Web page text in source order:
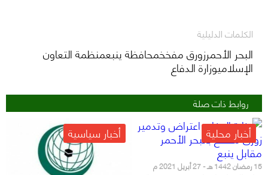
الكلمات الدليلية
البحر الأحمرزورق مفخخمحافظة ينبعمنظمة التعاون
الإسلاميوزارة الدفاع
روابط ذات صلة
أخبار محلية
15 رمضان 1442 هـ - 27 أبريل 2021 م
أخبار سياسية